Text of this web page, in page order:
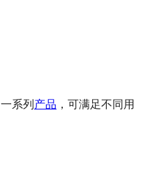
一系列 产品 ，可满足不同用